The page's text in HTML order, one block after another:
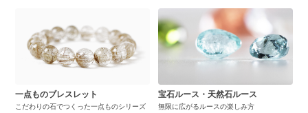
一点ものブレスレット
こだわりの石でつくった一点ものシリーズ
宝石ルース・天然石ルース
無限に広がるルースの楽しみ方